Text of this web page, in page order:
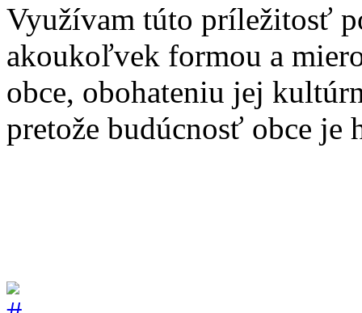
Využívam túto príležitosť
akoukoľvek formou a
obce, obohateniu jej
pretože budúcnosť obce je